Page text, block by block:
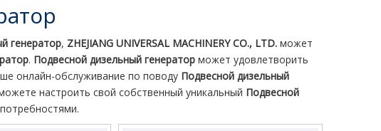
генератор, ZHEJIANG UNIVERSAL MACHINERY CO., LTD. может
. Подвесной дизельный генератор может удовлетворить
онлайн-обслуживание по поводу Подвесной дизельный
настроить свой собственный уникальный Подвесной